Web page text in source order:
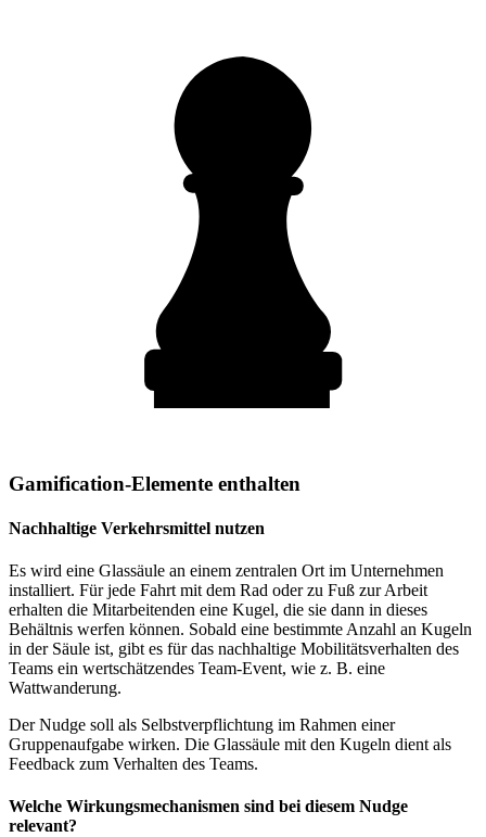
Gamification-Elemente enthalten
Nachhaltige Verkehrsmittel nutzen
Es wird eine Glassäule an einem zentralen Ort im Unternehmen
installiert. Für jede Fahrt mit dem Rad oder zu Fuß zur Arbeit
erhalten die Mitarbeitenden eine Kugel, die sie dann in dieses
Behältnis werfen können. Sobald eine bestimmte Anzahl an Kugeln
in der Säule ist, gibt es für das nachhaltige Mobilitätsverhalten des
Teams ein wertschätzendes Team-Event, wie z. B. eine
Wattwanderung.
Der Nudge soll als Selbstverpflichtung im Rahmen einer
Gruppenaufgabe wirken. Die Glassäule mit den Kugeln dient als
Feedback zum Verhalten des Teams.
Welche Wirkungsmechanismen sind bei diesem Nudge
relevant?